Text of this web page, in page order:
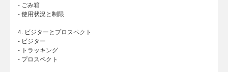
- ごみ箱
- 使用状況と制限
4. ビジターとプロスペクト
- ビジター
- トラッキング
- プロスペクト